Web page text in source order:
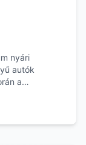
nyári
autók
a